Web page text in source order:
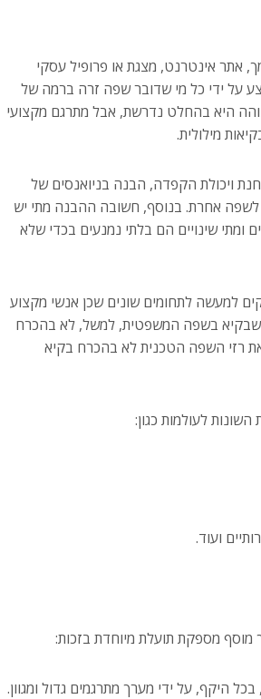
אתר אינטרנט, מצגת או פרופיל עסקי
על ידי כל מי שדובר שפה זרה ברמה של
היא בהחלט נדרשת, אבל מתרגם מקצועי
מילולית.
ויכולת הקפדה, הבנה בניואנסים של
אחרת. בנוסף, חשובה ההבנה מתי יש
ומתי שינויים הם בלתי נמנעים בכדי שלא
למעשה לתחומים שונים שכן אנשי מקצוע
שבקיא בשפה המשפטית, למשל, לא בהכרח
את רזי השפה הטכנית לא בהכרח בקיא
לעולמות כגון:
ועוד.
מספקת תועלת מיוחדת בזכות:
היקף, על ידי מערך מתרגמים גדול ומגוון.